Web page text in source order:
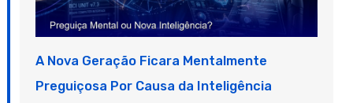
A Nova Geração Ficara Mentalmente
Preguiçosa Por Causa da Inteligência